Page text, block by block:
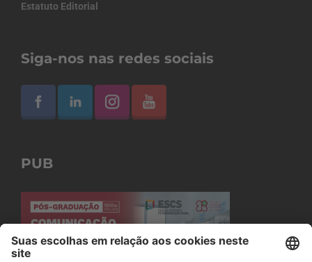
Estatuto Editorial
Siga-nos nas redes sociais
PUB